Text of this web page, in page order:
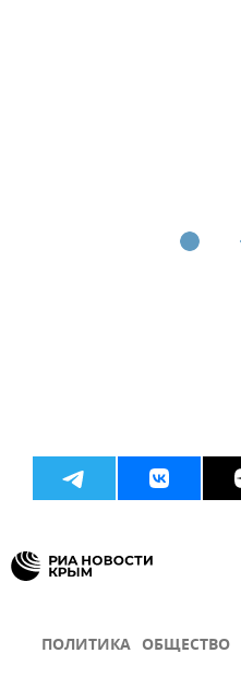
ПОЛИТИКА ОБЩЕСТВО